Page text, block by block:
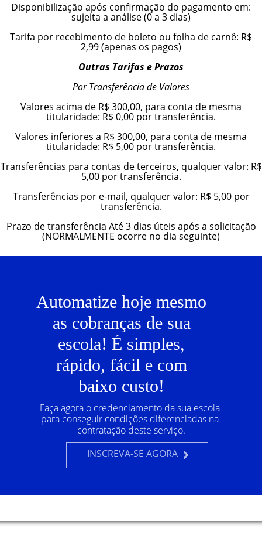
Disponibilização após confirmação do pagamento em:
sujeita a análise (0 a 3 dias)
Tarifa por recebimento de boleto ou folha de carnê: R$
2,99 (apenas os pagos)
Outras Tarifas e Prazos
Por Transferência de Valores
Valores acima de R$ 300,00, para conta de mesma
titularidade: R$ 0,00 por transferência.
Valores inferiores a R$ 300,00, para conta de mesma
titularidade: R$ 5,00 por transferência.
Transferências para contas de terceiros, qualquer valor: R$
5,00 por transferência.
Transferências por e-mail, qualquer valor: R$ 5,00 por
transferência.
Prazo de transferência Até 3 dias úteis após a solicitação
(NORMALMENTE ocorre no dia seguinte)
Automatize hoje mesmo
as cobranças de sua
escola! É simples,
rápido, fácil e com
baixo custo!
Faça agora o credenciamento da sua escola
para conseguir condições diferenciadas na
contratação deste serviço.
INSCREVA-SE AGORA